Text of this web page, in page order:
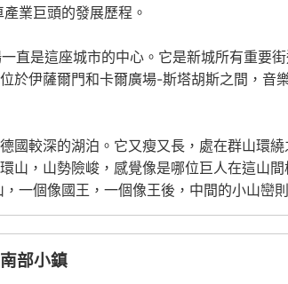
業巨頭的發展歷程。
直是這座城市的中心。它是新城所有重要
於伊薩爾門和卡爾廣場-斯塔胡斯之間，
國較深的湖泊。它又瘦又長，處在群山環
山，山勢險峻，感覺像是哪位巨人在這山
一個像國王，一個像王後，中間的小山巒
部小鎮